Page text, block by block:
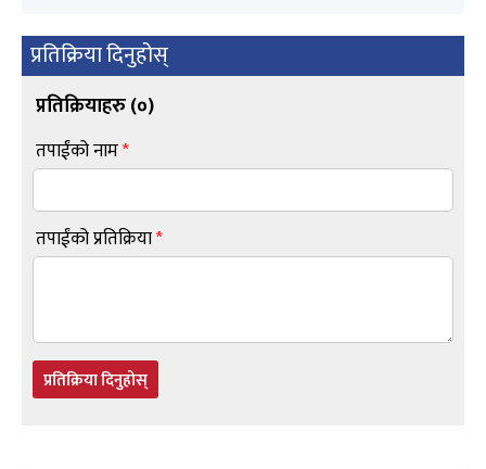
प्रतिक्रिया दिनुहोस्
प्रतिक्रियाहरु (०)
तपाईंको नाम*
तपाईंको प्रतिक्रिया*
प्रतिक्रिया दिनुहोस्